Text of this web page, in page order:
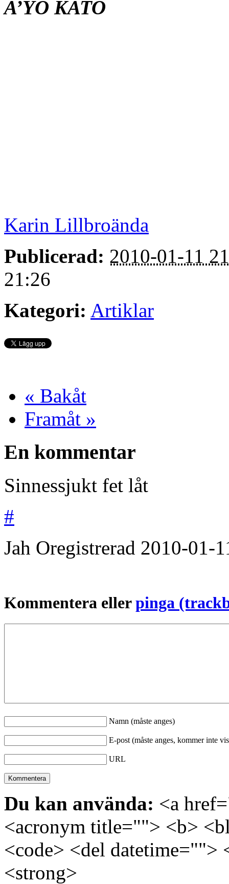
A’YO KATO
Karin Lillbroända
Publicerad: 2010-01-11
21:26
Kategori: Artiklar
« Bakåt
Framåt »
En kommentar
Sinnessjukt fet låt
#
Jah Oregistrerad 2010-01-
Kommentera ellerpinga
Namn (måste anges)
E-post (måste anges, kommer inte
URL
Du kan använda: <a
<acronym title=""> <b>
<code> <del
<strong>